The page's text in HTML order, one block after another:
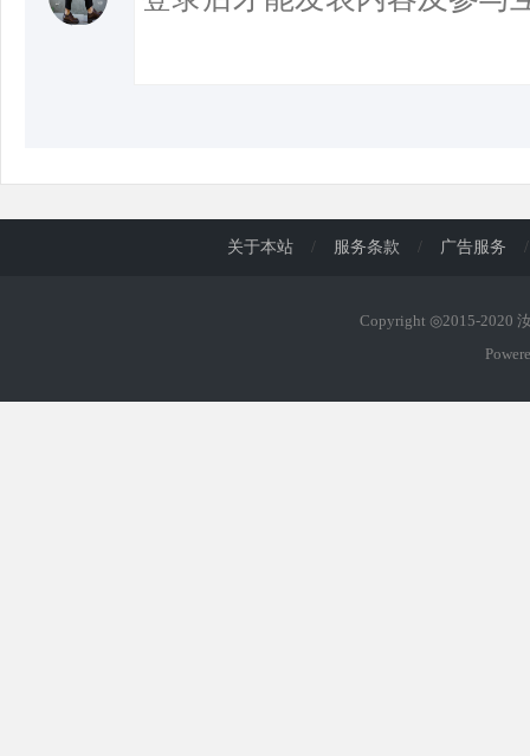
关于本站 / 服务条款 / 广告服务 /
Copyright ◎2015-2020